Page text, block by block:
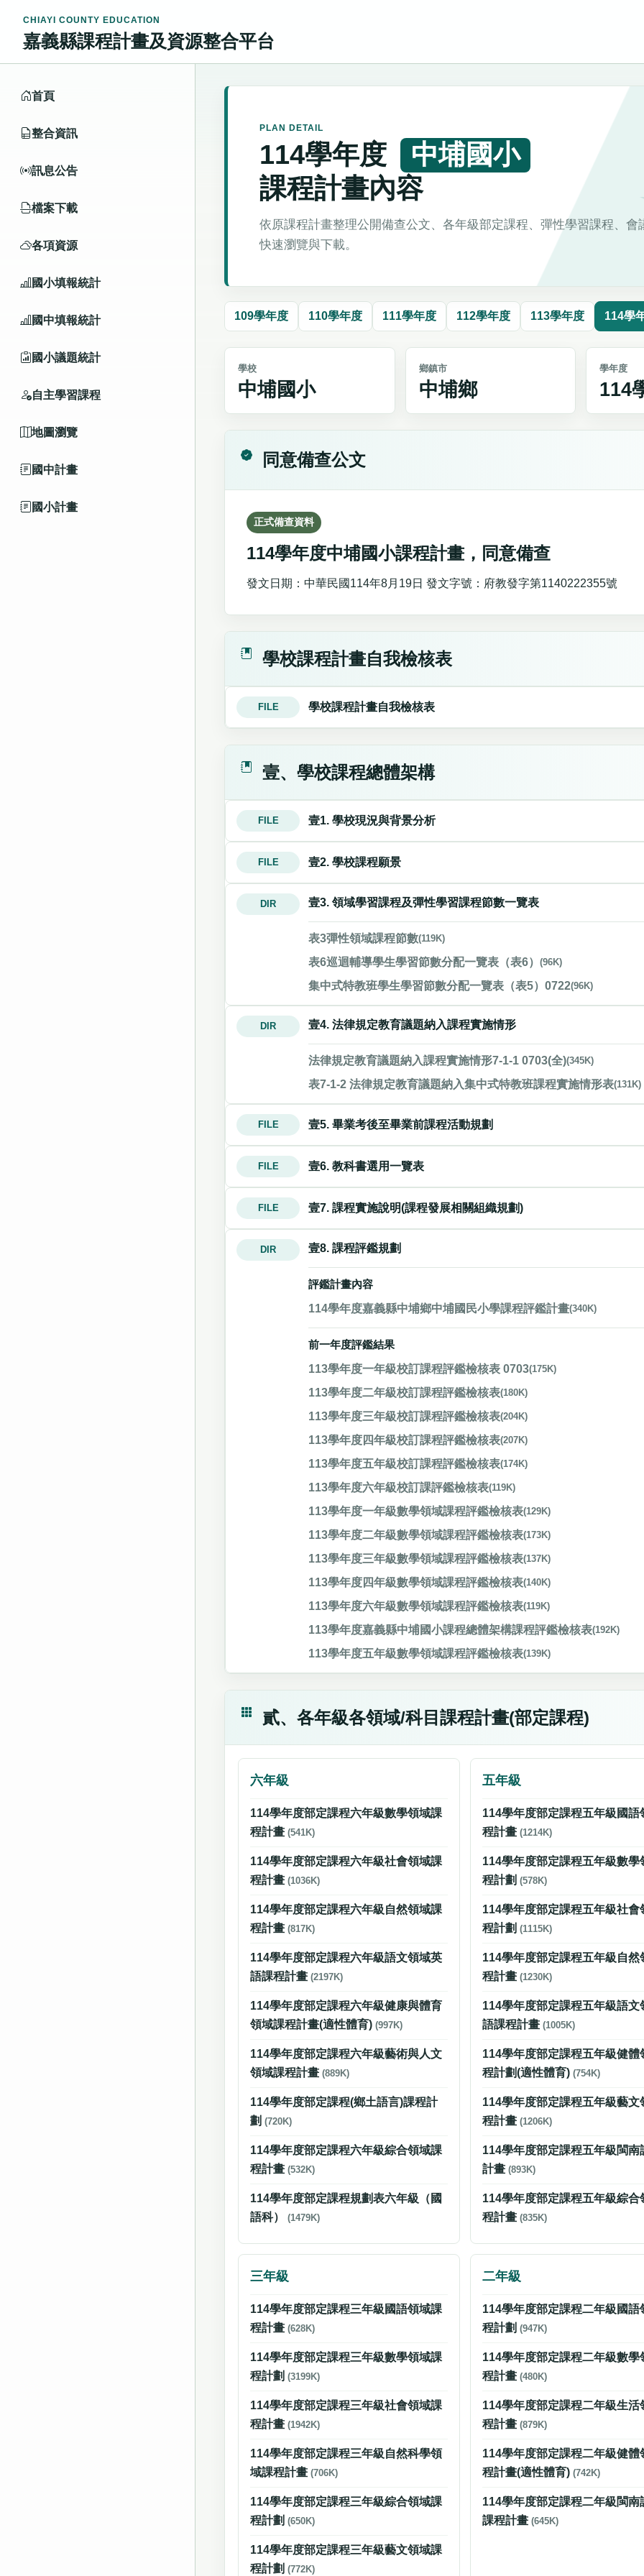
CHIAYI COUNTY EDUCATION
嘉義縣課程計畫及資源整合平台
首頁
整合資訊
訊息公告
檔案下載
各項資源
國小填報統計
國中填報統計
國小議題統計
自主學習課程
地圖瀏覽
國中計畫
國小計畫
PLAN DETAIL
114學年度
中埔國小
課程計畫內容
依原課程計畫整理公開備查公文、各年級部定課程、彈性學習課程、
快速瀏覽與下載。
109學年度 110學年度 111學年度 112學年度 113學年度 114學
學校
中埔國小
鄉鎮市
中埔鄉
學年度
114
同意備查公文
正式備查資料
114學年度中埔國小課程計畫，同意備查
發文日期：中華民國114年8月19日 發文字號：府教發字第1140222355號
學校課程計畫自我檢核表
FILE 學校課程計畫自我檢核表
壹、學校課程總體架構
FILE 壹1. 學校現況與背景分析
FILE 壹2. 學校課程願景
DIR 壹3. 領域學習課程及彈性學習課程節數一覽表
表3彈性領域課程節數(119K)
表6巡迴輔導學生學習節數分配一覽表（表6）(96K)
集中式特教班學生學習節數分配一覽表（表5）0722(96K)
DIR 壹4. 法律規定教育議題納入課程實施情形
法律規定教育議題納入課程實施情形7-1-1 0703(全)(345K)
表7-1-2 法律規定教育議題納入集中式特教班課程實施情形表(131K)
FILE 壹5. 畢業考後至畢業前課程活動規劃
FILE 壹6. 教科書選用一覽表
FILE 壹7. 課程實施說明(課程發展相關組織規劃)
DIR 壹8. 課程評鑑規劃
評鑑計畫內容
114學年度嘉義縣中埔鄉中埔國民小學課程評鑑計畫(340K)
前一年度評鑑結果
113學年度一年級校訂課程評鑑檢核表 0703(175K)
113學年度二年級校訂課程評鑑檢核表(180K)
113學年度三年級校訂課程評鑑檢核表(204K)
113學年度四年級校訂課程評鑑檢核表(207K)
113學年度五年級校訂課程評鑑檢核表(174K)
113學年度六年級校訂課評鑑檢核表(119K)
113學年度一年級數學領域課程評鑑檢核表(129K)
113學年度二年級數學領域課程評鑑檢核表(173K)
113學年度三年級數學領域課程評鑑檢核表(137K)
113學年度四年級數學領域課程評鑑檢核表(140K)
113學年度六年級數學領域課程評鑑檢核表(119K)
113學年度嘉義縣中埔國小課程總體架構課程評鑑檢核表(192K)
113學年度五年級數學領域課程評鑑檢核表(139K)
貳、各年級各領域/科目課程計畫(部定課程)
六年級
114學年度部定課程六年級數學領域課
程計畫(541K)
114學年度部定課程六年級社會領域課
程計畫(1036K)
114學年度部定課程六年級自然領域課
程計畫(817K)
114學年度部定課程六年級語文領域英
語課程計畫(2197K)
114學年度部定課程六年級健康與體育
領域課程計畫(適性體育)(997K)
114學年度部定課程六年級藝術與人文
領域課程計畫(889K)
114學年度部定課程(鄉土語言)課程計
劃(720K)
114學年度部定課程六年級綜合領域課
程計畫(532K)
114學年度部定課程規劃表六年級（國
語科）(1479K)
五年級
114學年度部定課程五年級國語
程計畫 (1214K)
114學年度部定課程五年級數學
程計劃 (578K)
114學年度部定課程五年級社會
程計劃 (1115K)
114學年度部定課程五年級自然
程計畫 (1230K)
114學年度部定課程五年級語文
語課程計畫 (1005K)
114學年度部定課程五年級健體
程計劃(適性體育) (754K)
114學年度部定課程五年級藝文
程計畫 (1206K)
114學年度部定課程五年級閩南
計畫 (893K)
114學年度部定課程五年級綜合
程計畫 (835K)
三年級
114學年度部定課程三年級國語領域課
程計畫(628K)
114學年度部定課程三年級數學領域課
程計劃(3199K)
114學年度部定課程三年級社會領域課
程計畫(1942K)
114學年度部定課程三年級自然科學領
域課程計畫(706K)
114學年度部定課程三年級綜合領域課
程計劃(650K)
114學年度部定課程三年級藝文領域課
程計劃(772K)
二年級
114學年度部定課程二年級國語
程計劃 (947K)
114學年度部定課程二年級數學
程計畫 (480K)
114學年度部定課程二年級生活
程計畫 (879K)
114學年度部定課程二年級健體
程計畫(適性體育) (742K)
114學年度部定課程二年級閩南
課程計畫 (645K)